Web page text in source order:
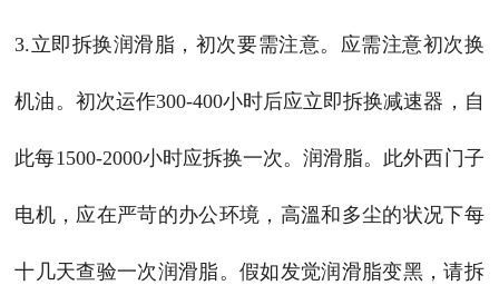
3.立即拆换润滑脂，初次要需注意。应需注意初次换
机油。初次运作300-400小时后应立即拆换减速器，自
此每1500-2000小时应拆换一次。润滑脂。此外西门子
电机，应在严苛的办公环境，高溫和多尘的状况下每
十几天查验一次润滑脂。假如发觉润滑脂变黑，请拆